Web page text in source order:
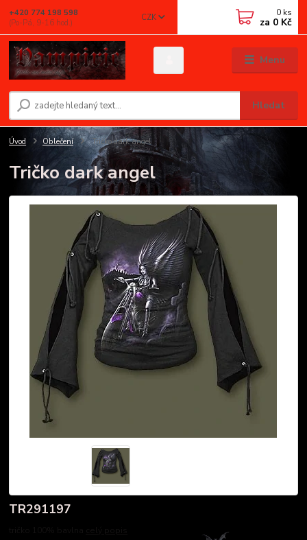
Menu
CZK
Hledat
+420 774 198 598
(Po-Pá, 9-16 hod.)
0 ks
za 0 Kč
Úvod Oblečení Tričko dark angel
Tričko dark angel
TR291197